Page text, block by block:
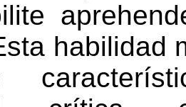
habilidad